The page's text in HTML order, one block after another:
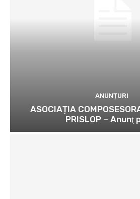
ANUNȚURI
ASOCIAȚIA
PRISLOP – Anunţ